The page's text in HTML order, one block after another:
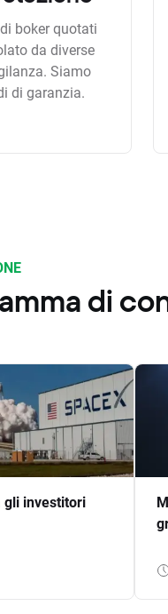
boker quotati
da diverse
Siamo
di garanzia.
di
gli investitori